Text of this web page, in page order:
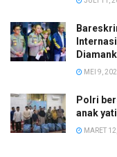
MEI 9,
Polri
anak
MARET